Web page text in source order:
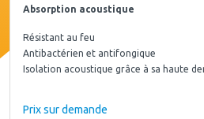
Absorption acoustique
Résistant au feu
Antibactérien et antifongique
Isolation acoustique grâce à sa haute
Prix sur demande